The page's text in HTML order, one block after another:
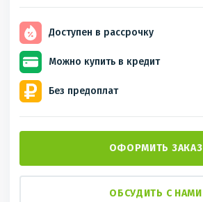
Доступен в рассрочку
Можно купить в кредит
Без предоплат
ОФОРМИТЬ ЗАКАЗ
ОБСУДИТЬ С НАМИ